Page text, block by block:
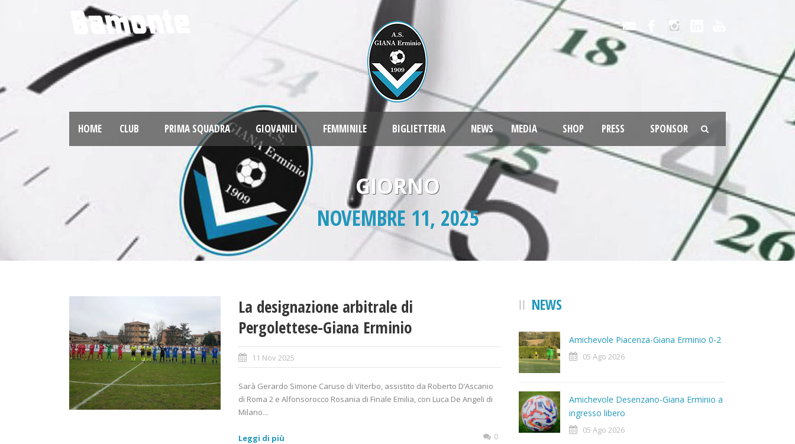
HOME CLUB PRIMA SQUADRA GIOVANILI FEMMINILE BIGLIETTERIA NEWS MEDIA SHOP PRESS SPONSOR
GIORNO
NOVEMBRE 11, 2025
La designazione arbitrale di
Pergolettese-Giana Erminio
11 Nov 2025
Sarà Gerardo Simone Caruso di Viterbo, assistito da Roberto D’Ascanio
di Roma 2 e Alfonsorocco Rosania di Finale Emilia, con Luca De Angeli di
Milano...
Leggi di più 0
NEWS
Amichevole Piacenza-Giana Erminio 0-2
05 Ago 2026
Amichevole Desenzano-Giana Erminio a
ingresso libero
05 Ago 2026